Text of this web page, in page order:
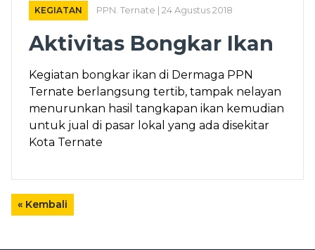
KEGIATAN PPN. Ternate | 24 Agustus 2018
Aktivitas Bongkar Ikan
Kegiatan bongkar ikan di Dermaga PPN
Ternate berlangsung tertib, tampak nelayan
menurunkan hasil tangkapan ikan kemudian
untuk jual di pasar lokal yang ada disekitar
Kota Ternate
« Kembali